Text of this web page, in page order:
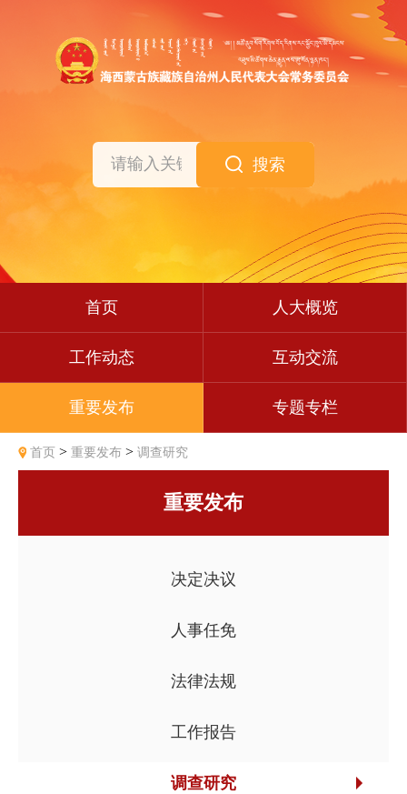
搜索
首页 人大概览
工作动态 互动交流
重要发布 专题专栏
首页 > 重要发布 > 调查研究
重要发布
决定决议
人事任免
法律法规
工作报告
调查研究